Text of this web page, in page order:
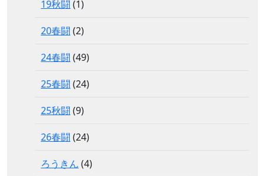
19秋闘 (1)
20春闘 (2)
24春闘 (49)
25春闘 (24)
25秋闘 (9)
26春闘 (24)
ろうきん (4)